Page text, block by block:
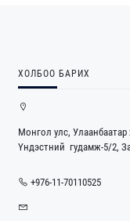
ХОЛБОО БАРИХ
Монгол улс, Улаанбаатар
Үндэстний гудамж-5/2,
+976-11-70110525